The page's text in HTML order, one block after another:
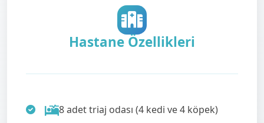
Hastane Özellikleri
8 adet triaj odası (4 kedi ve 4 köpek)